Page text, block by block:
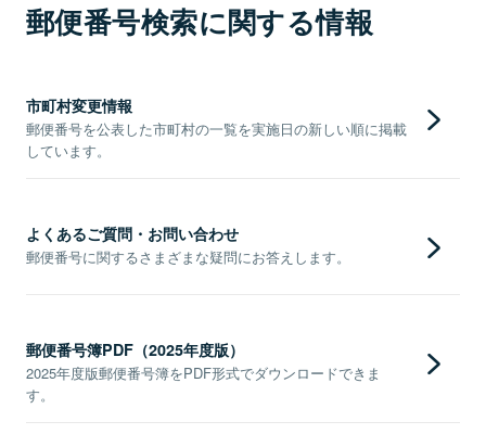
郵便番号検索に関する情報
市町村変更情報
郵便番号を公表した市町村の一覧を実施日の新しい順に掲載
しています。
よくあるご質問・お問い合わせ
郵便番号に関するさまざまな疑問にお答えします。
郵便番号簿PDF（2025年度版）
2025年度版郵便番号簿をPDF形式でダウンロードできま
す。